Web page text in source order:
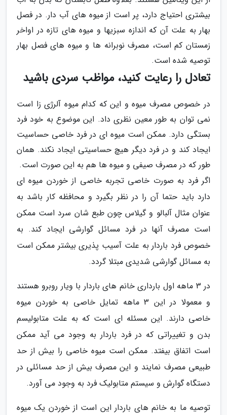
بیشتری احتیاج دارد، پر است از میوه های آب دار. در فصل
بهار به علت آن که اندازه سبزیها و میوه های تازه در اواخر
زمستان کم است، مصرف نوبرانه ها و میوه های فصل بهار
توصیه شده است.
تعادل را رعایت کنید، مواظب سردی باشید
در خصوص مصرف میوه و این که کدام میوه آلرژی زا است
نمی توان به طور معین نظری داد. این موضوع به خود فرد
بستگی دارد. ممکن است میوه ای در فرد خاصی حساسیت
ایجاد کند و در فرد دیگر هیچ حساسیتی ایجاد نکند. همان
طور که در مصرف صیفی و میوه ها هم به این صورت است.
اگر فرد به صورت خاصی تجربه خاصی از خوردن میوه ای
دارد باید حتما آن را در نظر بگیرد و محافظه کار باشد به
عنوان مثال آلبالو و گیلاس چون طبع شان سرد است ممکن
است مصرف آنها در فرد مسائل گوارشی ایجاد کند. به
خصوص فرد باردار به علت آسیب پذیری بیشتر ممکن است
به مسائل گوارشی شدیدی مبتلا گردد.
در 3 ماهه اول بارداری خانم های باردار با ویار روبرو هستند
و معمولا در این 3 ماهه تمایل خاصی به خوردن میوه
خاصی دارند. این مسئله ای است که به علت متابولیسم
بدن و تغییراتی که در فرد باردار به وجود می آید ممکن
است اتفاق بیفتد. ممکن است میوه خاصی را بیش از حد
طبیعی مصرف نمایند و این مصرف بیش از حد مسائلی در
دستگاه گوارش و سیستم متابولیک فرد به وجود می آورد.
توصیه ما به خانم های باردار این است از خوردن یک میوه